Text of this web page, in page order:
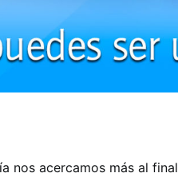
nos acercamos más al